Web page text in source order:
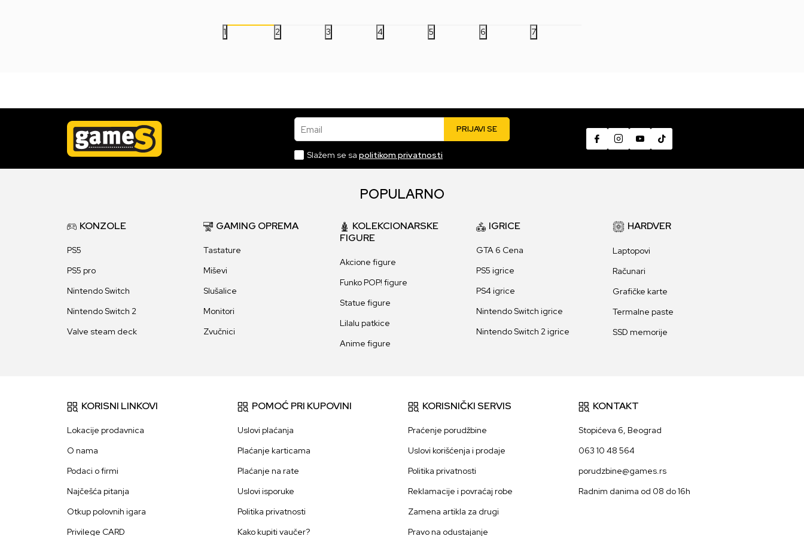
1 2 3 4 5 6 7
Email PRIJAVI SE
Slažem se sa politikom privatnosti
POPULARNO
KONZOLE
PS5
PS5 pro
Nintendo Switch
Nintendo Switch 2
Valve steam deck
GAMING OPREMA
Tastature
Miševi
Slušalice
Monitori
Zvučnici
KOLEKCIONARSKE
FIGURE
Akcione figure
Funko POP! figure
Statue figure
Lilalu patkice
Anime figure
IGRICE
GTA 6 Cena
PS5 igrice
PS4 igrice
Nintendo Switch igrice
Nintendo Switch 2 igrice
HARDVER
Laptopovi
Računari
Grafičke karte
Termalne paste
SSD memorije
KORISNI LINKOVI
Lokacije prodavnica
O nama
Podaci o firmi
Najčešća pitanja
Otkup polovnih igara
Privilege CARD
POMOĆ PRI KUPOVINI
Uslovi plaćanja
Plaćanje karticama
Plaćanje na rate
Uslovi isporuke
Politika privatnosti
Kako kupiti vaučer?
KORISNIČKI SERVIS
Praćenje porudžbine
Uslovi korišćenja i prodaje
Politika privatnosti
Reklamacije i povraćaj robe
Zamena artikla za drugi
Pravo na odustajanje
KONTAKT
Stopićeva 6, Beograd
063 10 48 564
porudzbine@games.rs
Radnim danima od 08 do 16h